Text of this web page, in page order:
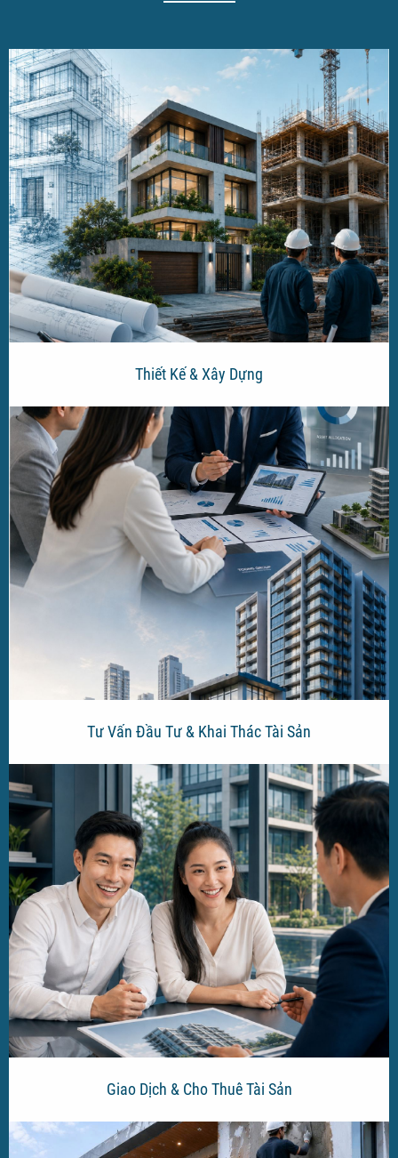
Thiết Kế & Xây Dựng
Tư Vấn Đầu Tư & Khai Thác Tài Sản
Giao Dịch & Cho Thuê Tài Sản